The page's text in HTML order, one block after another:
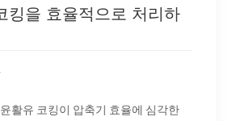
킹을 효율적으로 처리하
활유 코킹이 압축기 효율에 심각한